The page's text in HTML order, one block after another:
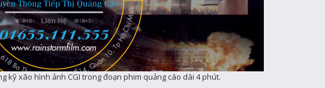
kỹ xão hình ảnh CGI trong đoạn phim quảng cáo dài 4 phút.